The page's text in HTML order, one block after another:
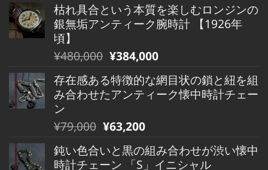
価
格
は
¥490,000
で
し
た。
の
価
は
¥490,000
で
す。
枯れ具合という本質を楽しむロンジンの
銀無垢アンティーク腕時計 【1926年
頃】
元
価
格
は
¥480,000
で
し
¥480,000 現
の
価
は
¥480,000
で
¥384,000
存在感ある特徴的な網目状の鎖と紐を組
み合わせたアンティーク懐中時計チェー
ン
元
価
¥79,000 現
の
¥63,200
鈍い色合いと黒の組み合わせが渋い懐中
時計チェーン 「S」イニシャル